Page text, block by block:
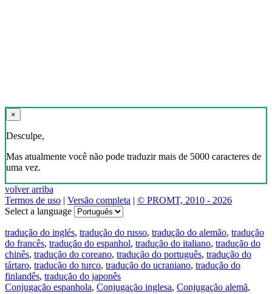
×
Desculpe,
Mas atualmente você não pode traduzir mais de 5000 caracteres de
uma vez.
volver arriba
Termos de uso | Versão completa | © PROMT, 2010 - 2026
Select a language
tradução do inglés, tradução do russo, tradução do alemão, tradução
do francês, tradução do espanhol, tradução do italiano, tradução do
chinês, tradução do coreano, tradução do português, tradução do
tártaro, tradução do turco, tradução do ucraniano, tradução do
finlandês, tradução do japonês
Conjugação espanhola, Conjugação inglesa, Conjugação alemã,